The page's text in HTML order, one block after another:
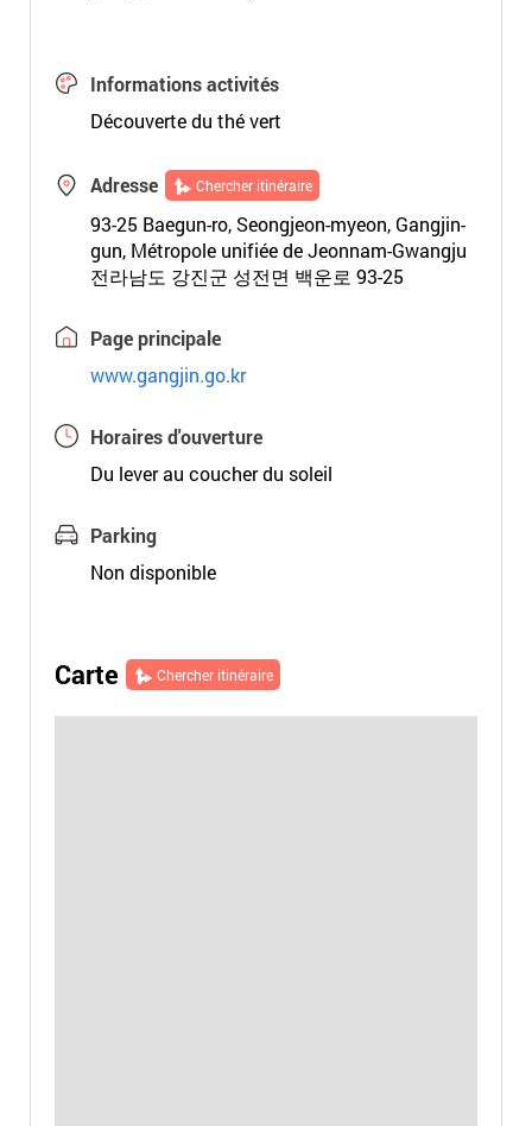
Informations activités
Découverte du thé vert
Adresse Chercher itinéraire
93-25 Baegun-ro, Seongjeon-myeon, Gangjin-
gun, Métropole unifiée de Jeonnam-Gwangju
전라남도 강진군 성전면 백운로 93-25
Page principale
www.gangjin.go.kr
Horaires d'ouverture
Du lever au coucher du soleil
Parking
Non disponible
Carte Chercher itinéraire